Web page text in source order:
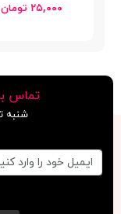
۲۵,۰۰۰ تومان
تماس
شنبه